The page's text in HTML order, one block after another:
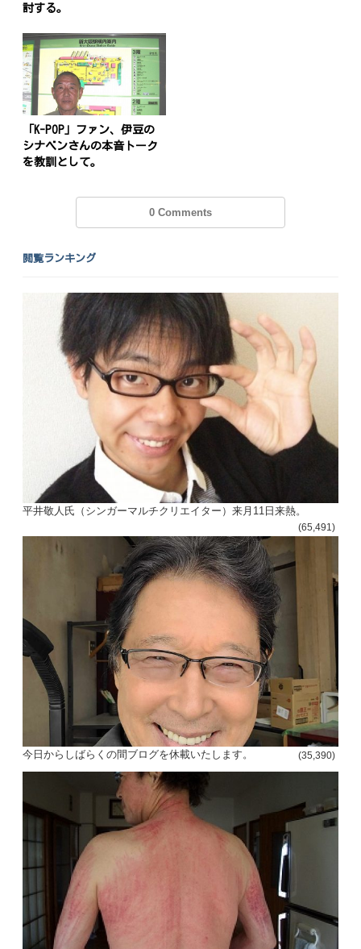
討する。
「K-POP」ファン、伊豆の
シナベンさんの本音トーク
を教訓として。
0 Comments
閲覧ランキング
平井敬人氏（シンガーマルチクリエイター）来月11日来熱。
(65,491)
今日からしばらくの間ブログを休載いたします。 (35,390)